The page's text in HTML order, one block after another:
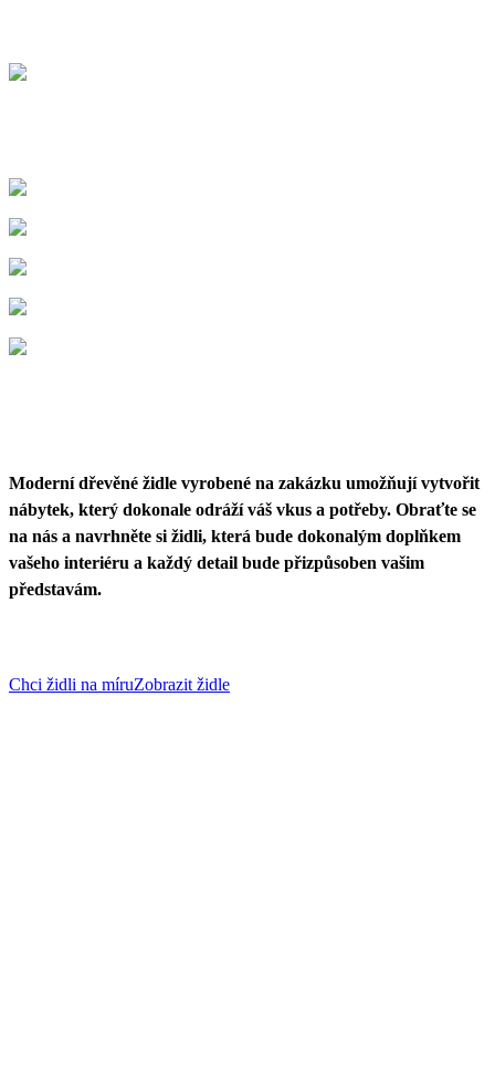
Moderní dřevěné židle vyrobené na zakázku umožňují vytvořit
nábytek, který dokonale odráží váš vkus a potřeby. Obraťte se
na nás a navrhněte si židli, která bude dokonalým doplňkem
vašeho interiéru a každý detail bude přizpůsoben vašim
představám.
Chci židli na míruZobrazit židle